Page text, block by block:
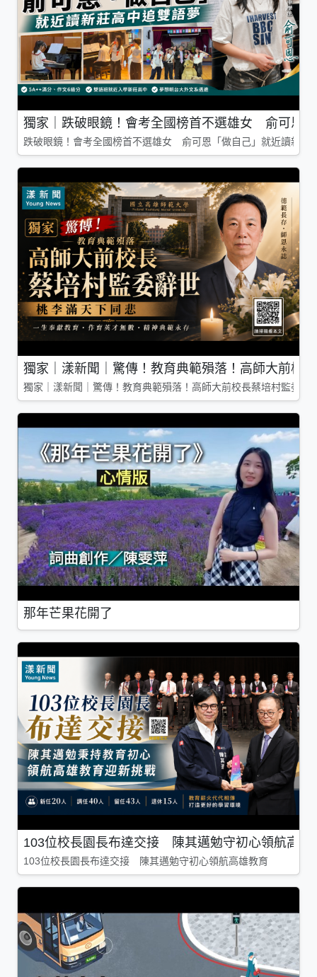
獨家｜跌破眼鏡！會考全國榜首不選雄女 俞可恩
跌破眼鏡！會考全國榜首不選雄女 俞可恩「做自己」就近讀新莊
獨家｜漾新聞｜驚傳！教育典範殞落！高師大前校
獨家｜漾新聞｜驚傳！教育典範殞落！高師大前校長蔡培村監委
那年芒果花開了
103位校長園長布達交接 陳其邁勉守初心領航高雄
103位校長園長布達交接 陳其邁勉守初心領航高雄教育